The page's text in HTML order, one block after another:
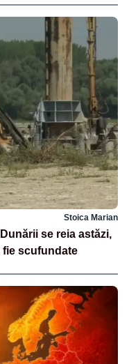
Stoica Marian
se reia astăzi,
fie scufundate